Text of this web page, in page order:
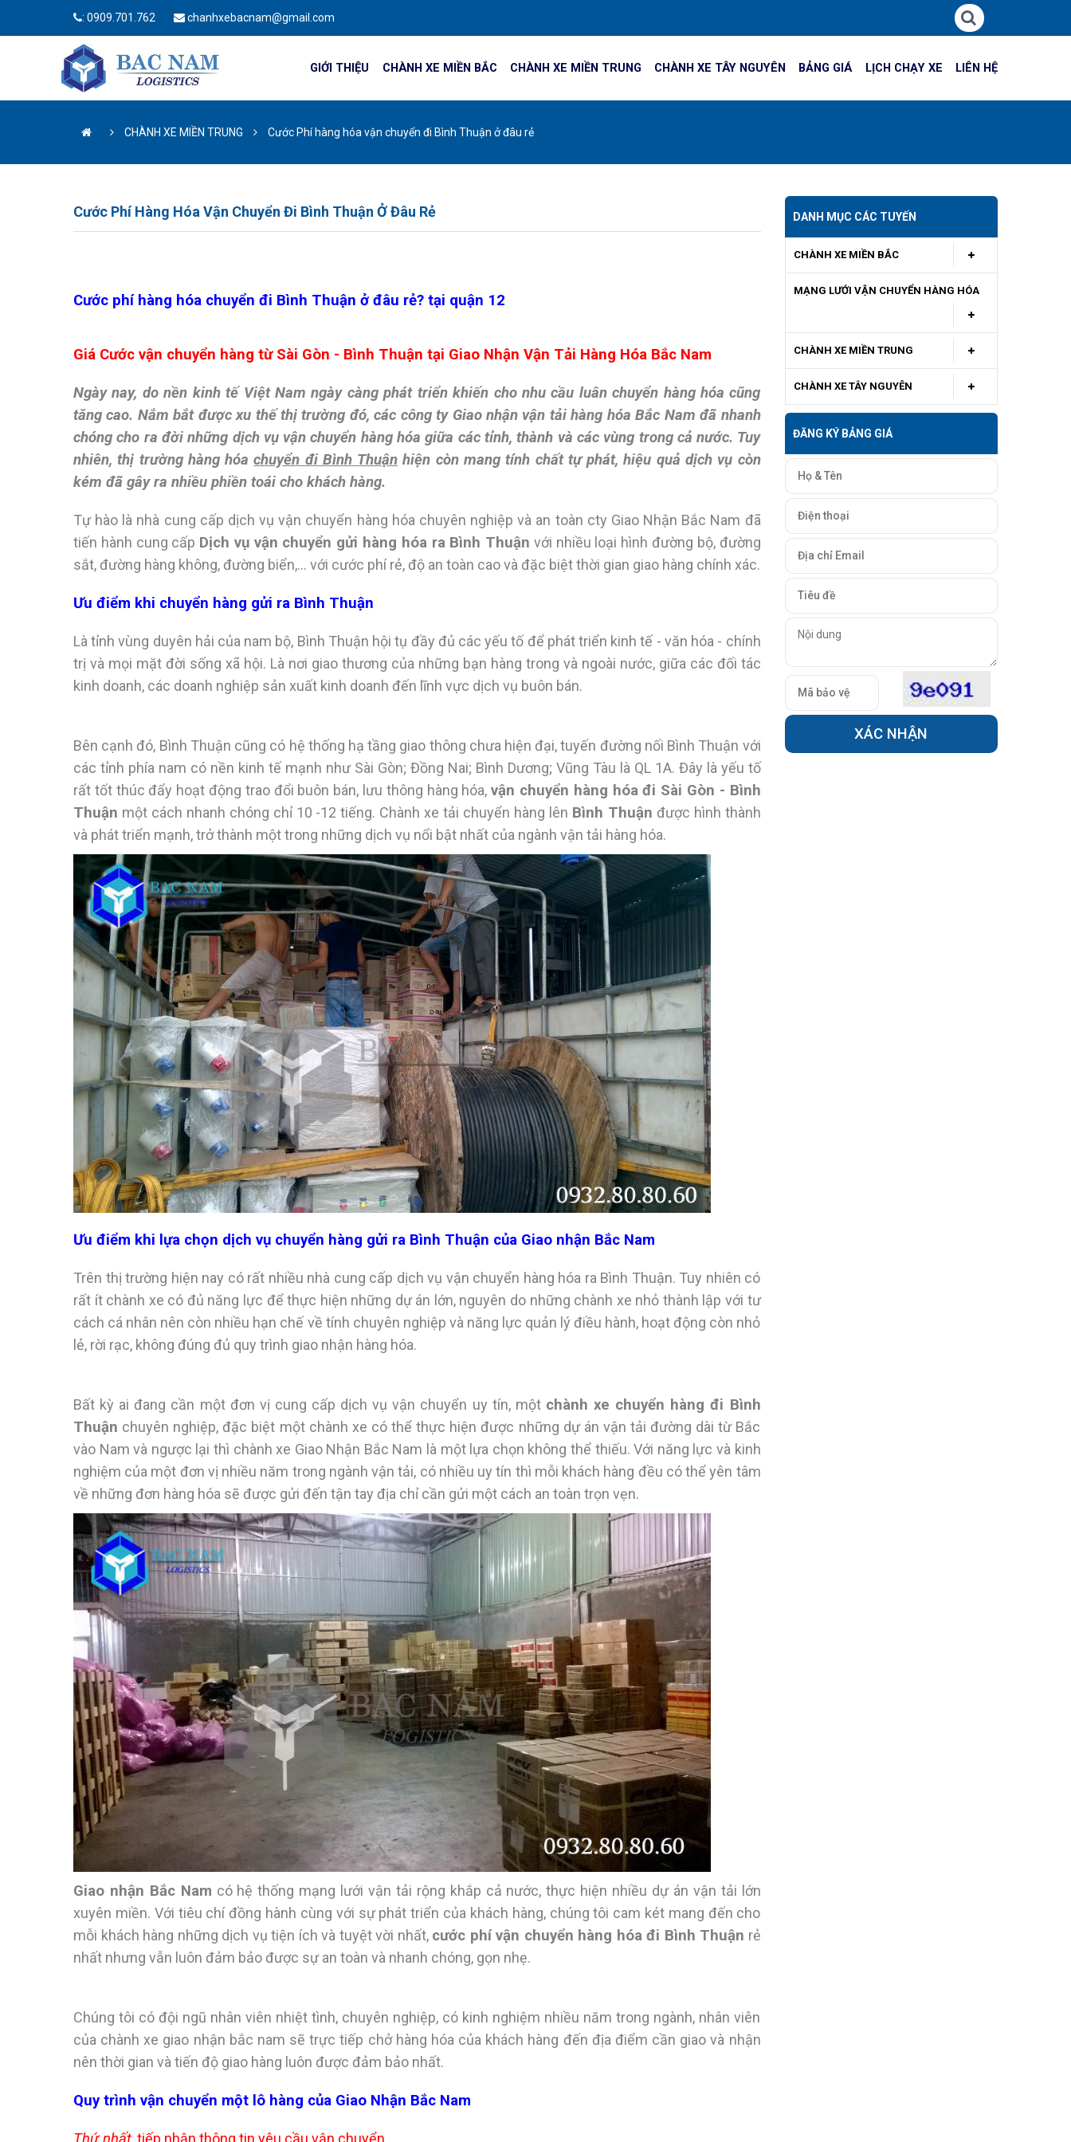
: 0909.701.762 chanhxebacnam@gmail.com
GIỚI THIỆU CHÀNH XE MIỀN BẮC CHÀNH XE MIỀN TRUNG CHÀNH XE TÂY NGUYÊN BẢNG GIÁ LỊCH CHẠY XE LIÊN HỆ
CHÀNH XE MIỀN TRUNG Cước Phí hàng hóa vận chuyển đi Bình Thuận ở đâu rẻ
Cước Phí Hàng Hóa Vận Chuyển Đi Bình Thuận Ở Đâu Rẻ
Cước phí hàng hóa chuyển đi Bình Thuận ở đâu rẻ? tại quận 12
Giá Cước vận chuyển hàng từ Sài Gòn - Bình Thuận tại Giao Nhận Vận Tải Hàng Hóa Bắc Nam
Ngày nay, do nền kinh tế Việt Nam ngày càng phát triển khiến cho nhu cầu luân chuyển hàng hóa cũng
tăng cao. Nắm bắt được xu thế thị trường đó, các công ty Giao nhận vận tải hàng hóa Bắc Nam đã nhanh
chóng cho ra đời những dịch vụ vận chuyển hàng hóa giữa các tỉnh, thành và các vùng trong cả nước. Tuy
nhiên, thị trường hàng hóachuyển đi Bình Thuận hiện còn mang tính chất tự phát, hiệu quả dịch vụ còn
kém đã gây ra nhiều phiền toái cho khách hàng.
Tự hào là nhà cung cấp dịch vụ vận chuyển hàng hóa chuyên nghiệp và an toàn cty Giao Nhận Bắc Nam đã
tiến hành cung cấp Dịch vụ vận chuyển gửi hàng hóa ra Bình Thuận với nhiều loại hình đường bộ, đường
sắt, đường hàng không, đường biển,… với cước phí rẻ, độ an toàn cao và đặc biệt thời gian giao hàng chính xác.
Ưu điểm khi chuyển hàng gửi ra Bình Thuận
Là tỉnh vùng duyên hải của nam bộ, Bình Thuận hội tụ đầy đủ các yếu tố để phát triển kinh tế - văn hóa - chính
trị và mọi mặt đời sống xã hội. Là nơi giao thương của những bạn hàng trong và ngoài nước, giữa các đối tác
kinh doanh, các doanh nghiệp sản xuất kinh doanh đến lĩnh vực dịch vụ buôn bán.
Bên cạnh đó, Bình Thuận cũng có hệ thống hạ tầng giao thông chưa hiện đại, tuyến đường nối Bình Thuận với
các tỉnh phía nam có nền kinh tế mạnh như Sài Gòn; Đồng Nai; Bình Dương; Vũng Tàu là QL 1A. Đây là yếu tố
rất tốt thúc đẩy hoạt động trao đổi buôn bán, lưu thông hàng hóa,vận chuyển hàng hóa đi Sài Gòn - Bình
Thuận một cách nhanh chóng chỉ 10 -12 tiếng. Chành xe tải chuyển hàng lên Bình Thuận được hình thành
và phát triển mạnh, trở thành một trong những dịch vụ nổi bật nhất của ngành vận tải hàng hóa.
Ưu điểm khi lựa chọn dịch vụ chuyển hàng gửi ra Bình Thuận của Giao nhận Bắc Nam
Trên thị trường hiện nay có rất nhiều nhà cung cấp dịch vụ vận chuyển hàng hóa ra Bình Thuận. Tuy nhiên có
rất ít chành xe có đủ năng lực để thực hiện những dự án lớn, nguyên do những chành xe nhỏ thành lập với tư
cách cá nhân nên còn nhiều hạn chế về tính chuyên nghiệp và năng lực quản lý điều hành, hoạt động còn nhỏ
lẻ, rời rạc, không đúng đủ quy trình giao nhận hàng hóa.
Bất kỳ ai đang cần một đơn vị cung cấp dịch vụ vận chuyển uy tín, một chành xe chuyển hàng đi Bình
Thuận chuyên nghiệp, đặc biệt một chành xe có thể thực hiện được những dự án vận tải đường dài từ Bắc
vào Nam và ngược lại thì chành xe Giao Nhận Bắc Nam là một lựa chọn không thể thiếu. Với năng lực và kinh
nghiệm của một đơn vị nhiều năm trong ngành vận tải, có nhiều uy tín thì mỗi khách hàng đều có thể yên tâm
về những đơn hàng hóa sẽ được gửi đến tận tay địa chỉ cần gửi một cách an toàn trọn vẹn.
Giao nhận Bắc Nam có hệ thống mạng lưới vận tải rộng khắp cả nước, thực hiện nhiều dự án vận tải lớn
xuyên miền. Với tiêu chí đồng hành cùng với sự phát triển của khách hàng, chúng tôi cam két mang đến cho
mỗi khách hàng những dịch vụ tiện ích và tuyệt vời nhất, cước phí vận chuyển hàng hóa đi Bình Thuận rẻ
nhất nhưng vẫn luôn đảm bảo được sự an toàn và nhanh chóng, gọn nhẹ.
Chúng tôi có đội ngũ nhân viên nhiệt tình, chuyên nghiệp, có kinh nghiệm nhiều năm trong ngành, nhân viên
của chành xe giao nhận bắc nam sẽ trực tiếp chở hàng hóa của khách hàng đến địa điểm cần giao và nhận
nên thời gian và tiến độ giao hàng luôn được đảm bảo nhất.
Quy trình vận chuyển một lô hàng của Giao Nhận Bắc Nam
, tiếp nhận thông tin yêu cầu vận chuyển
DANH MỤC CÁC TUYẾN
CHÀNH XE MIỀN BẮC
MẠNG LƯỚI VẬN CHUYỂN HÀNG HÓA
CHÀNH XE MIỀN TRUNG
CHÀNH XE TÂY NGUYÊN
ĐĂNG KÝ BẢNG GIÁ